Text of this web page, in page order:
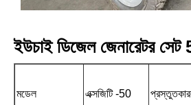
ইউচাই ডিজেল জেনারেটর
মডেল এক্সজিটি -50